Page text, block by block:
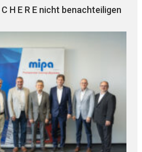
H E R E nicht benachteiligen